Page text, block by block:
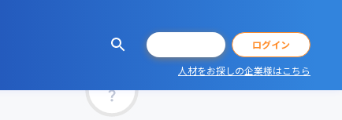
ログイン
人材をお探しの企業様はこちら